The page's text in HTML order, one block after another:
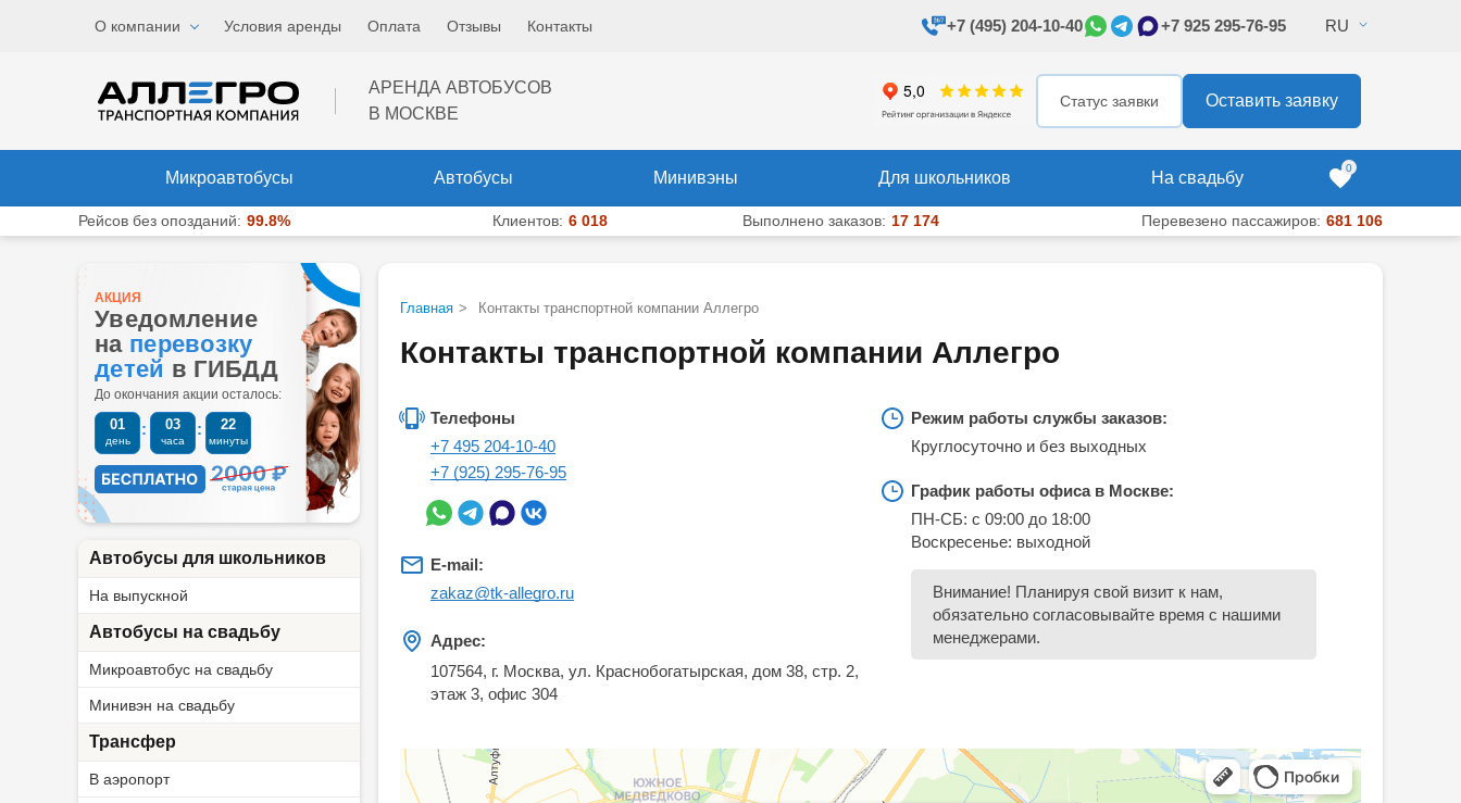
О компании Условия аренды Оплата Отзывы Контакты +7 (495) 204-10-40 +7 925 295-76-95 RU
АРЕНДА АВТОБУСОВ
В МОСКВЕ
Статус заявки Оставить заявку
Микроавтобусы Автобусы Минивэны Для школьников На свадьбу
0
Рейсов без опозданий: 99.8% Клиентов: 6 018 Выполнено заказов: 17 174 Перевезено пассажиров: 681 106
Меню Звоните , мы работаем
+7 (925) 295-76-95 Оставить заявку
Главная > Контакты транспортной компании Аллегро
Контакты транспортной компании Аллегро
Телефоны
+7 495 204-10-40
+7 (925) 295-76-95
E-mail:
zakaz@tk-allegro.ru
Адрес:
107564, г. Москва, ул. Краснобогатырская, дом 38, стр. 2,
этаж 3, офис 304
Режим работы службы заказов:
Круглосуточно и без выходных
График работы офиса в Москве:
ПН-СБ: с 09:00 до 18:00
Воскресенье: выходной
Внимание! Планируя свой визит к нам,
обязательно согласовывайте время с нашими
менеджерами.
АКЦИЯ
Уведомление
на перевозку
детей в ГИБДД
До окончания акции осталось:
01
день
03
часа
22
минуты
Автобусы для школьников
На выпускной
Автобусы на свадьбу
Микроавтобус на свадьбу
Минивэн на свадьбу
Трансфер
В аэропорт